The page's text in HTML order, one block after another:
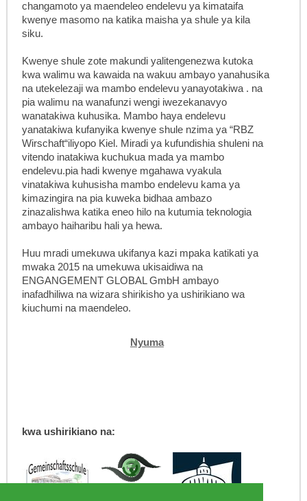
changamoto ya maendeleo endelevu ya kimataifa
kwenye masomo na katika maisha ya shule ya kila
siku.
Kwenye shule zote makundi yalitengenezwa kutoka
kwa walimu wa kawaida na wakuu ambayo yanahusika
na utekelezaji wa mambo endelevu yanayotakiwa . na
pia walimu na wanafunzi wengi iwezekanavyo
wanatakiwa kuhusika. Mambo haya endelevu
yanatakiwa kufanyika kwenye shule nzima ya “RBZ
Wirschaft“iliyopo Kiel. Miradi ya kufundishia shuleni na
vitendo inatakiwa kuchukua mada ya mambo
endelevu.pia hadi kwenye mgahawa vyakula
vinatakiwa kuhusisha mambo endelevu kama ya
kimazingira na pia kuweka bidhaa ambazo
zinazalishwa katika eneo hilo na kutumia teknologia
ambayo haiharibu hali ya hewa.
Huu mradi umekuwa ukifanya kazi mpaka katikati ya
mwaka 2015 na umekuwa ukisaidiwa na
ENGANGEMENT GLOBAL GmbH ambayo
inafadhiliwa na wizara shirikisho ya ushirikiano wa
kiuchumi na maendeleo.
Nyuma
kwa ushirikiano na: